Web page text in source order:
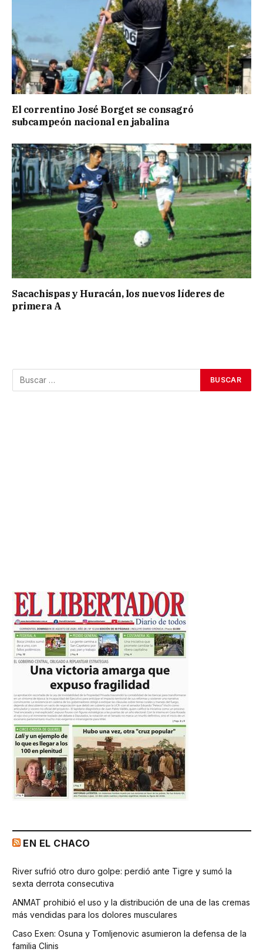
El correntino José Borget se consagró
subcampeón nacional en jabalina
Sacachispas y Huracán, los nuevos líderes de
primera A
EN EL CHACO
River sufrió otro duro golpe: perdió ante Tigre y sumó la
sexta derrota consecutiva
ANMAT prohibió el uso y la distribución de una de las cremas
más vendidas para los dolores musculares
Caso Exen: Osuna y Tomljenovic asumieron la defensa de la
familia Clinis